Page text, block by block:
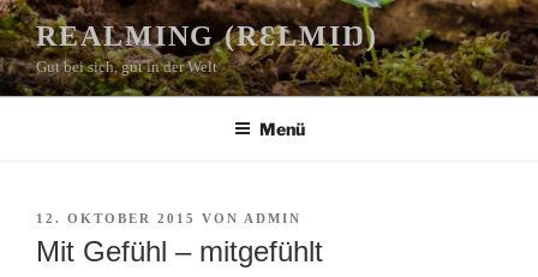
Zum
Inhalt
springen
REALMING (RƐLMIŊ)
Gut bei sich, gut in der Welt
Menü
VERÖFFENTLICHT
AM
12. OKTOBER 2015 VON ADMIN
Mit Gefühl – mitgefühlt